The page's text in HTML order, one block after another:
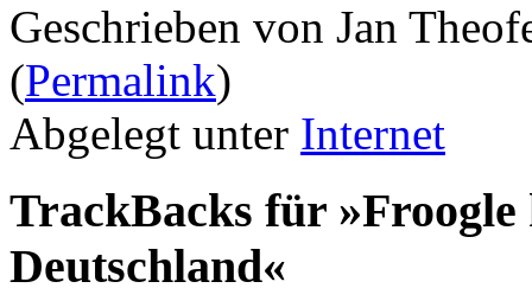
Geschrieben von Jan
(Permalink)
Abgelegt unter Internet
TrackBacks für
Deutschland«